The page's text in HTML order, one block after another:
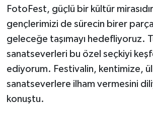
FotoFest, güçlü bir kültür
gençlerimizi de sürecin birer
geleceğe taşımayı hedefliyoruz.
sanatseverleri bu özel seçkiyi
ediyorum. Festivalin, kentimize,
sanatseverlere ilham vermesini
konuştu.